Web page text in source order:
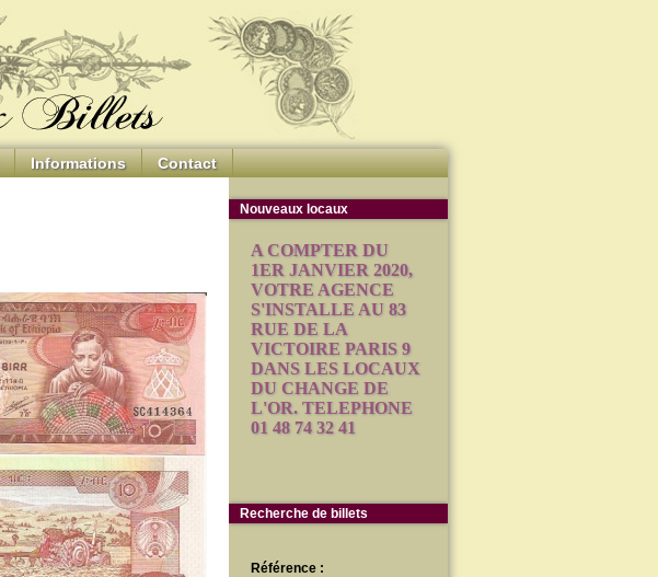
Informations Contact
Nouveaux locaux
A COMPTER DU
1ER JANVIER 2020,
VOTRE AGENCE
S'INSTALLE AU 83
RUE DE LA
VICTOIRE PARIS 9
DANS LES LOCAUX
DU CHANGE DE
L'OR. TELEPHONE
01 48 74 32 41
Recherche de billets
Référence :